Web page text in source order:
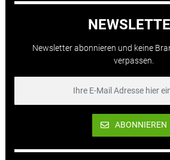
Newsletter abonnieren und keine
verpassen.
ABONNIEREN